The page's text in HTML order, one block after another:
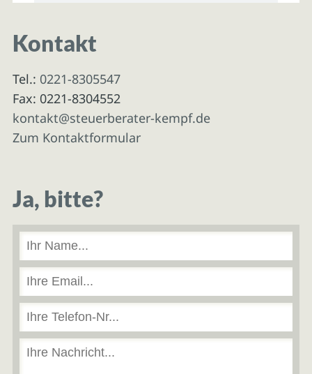
Kontakt
Tel.: 0221-8305547
Fax: 0221-8304552
kontakt@steuerberater-kempf.de
Zum Kontaktformular
Ja, bitte?